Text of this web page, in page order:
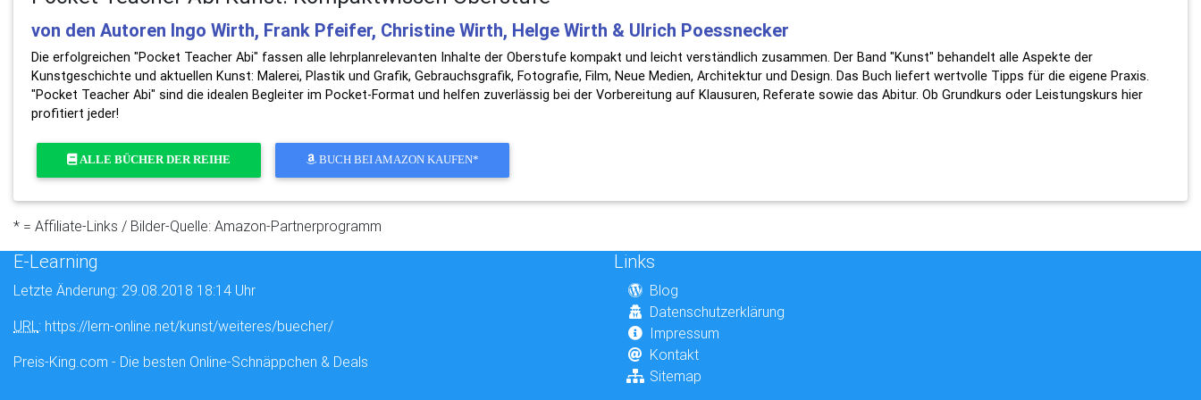
von den Autoren Ingo Wirth, Frank Pfeifer, Christine Wirth, Helge Wirth & Ulrich Poessnecker
Die erfolgreichen "Pocket Teacher Abi" fassen alle lehrplanrelevanten Inhalte der Oberstufe kompakt und leicht verständlich zusammen. Der Band "Kunst" behandelt alle Aspekte der
Kunstgeschichte und aktuellen Kunst: Malerei, Plastik und Grafik, Gebrauchsgrafik, Fotografie, Film, Neue Medien, Architektur und Design. Das Buch liefert wertvolle Tipps für die eigene Praxis.
"Pocket Teacher Abi" sind die idealen Begleiter im Pocket-Format und helfen zuverlässig bei der Vorbereitung auf Klausuren, Referate sowie das Abitur. Ob Grundkurs oder Leistungskurs hier
profitiert jeder!
ALLE BÜCHER DER REIHE BUCH BEI AMAZON KAUFEN*
* = Affiliate-Links / Bilder-Quelle: Amazon-Partnerprogramm
E-Learning
Letzte Änderung: 29.08.2018 18:14 Uhr
URL : https://lern-online.net/kunst/weiteres/buecher/
Preis-King.com - Die besten Online-Schnäppchen & Deals
Links
Blog
Datenschutzerklärung
Impressum
Kontakt
Sitemap